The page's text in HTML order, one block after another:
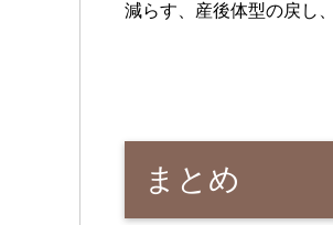
減らす、産後体型の戻し
まとめ